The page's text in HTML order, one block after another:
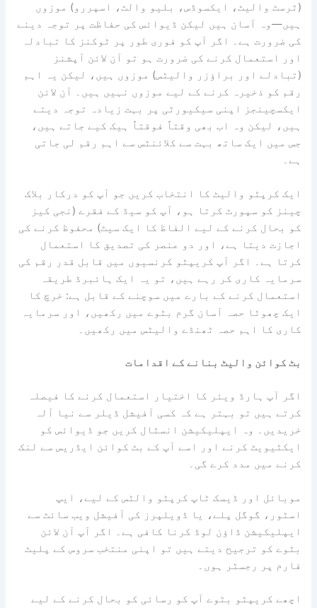
(ٹرسٹ والیٹ، ایکسوڈس، بلیو والٹ، اسپررو) موزوں
ہیں—وہ آسان ہیں لیکن ڈیوائس کی حفاظت پر توجہ دینے
کی ضرورت ہے۔ اگر آپ کو فوری طور پر ٹوکنز کا تبادلہ
اور استعمال کرنے کی ضرورت ہو تو آن لائن آپشنز
(تبادلے اور براؤزر والیٹس) موزوں ہیں، لیکن یہ اہم
رقم کو ذخیرہ کرنے کے لیے موزوں نہیں ہیں۔ آن لائن
ایکسچینجز اپنی سیکیورٹی پر بہت زیادہ توجہ دیتے
ہیں، لیکن وہ اب بھی وقتاً فوقتاً ہیک کیے جاتے ہیں،
جس میں ایک ساتھ بہت سے کلائنٹس سے اہم رقم لی جاتی
ہے۔
ایک کرپٹو والیٹ کا انتخاب کریں جو آپ کو درکار بلاک
چینز کو سپورٹ کرتا ہو، آپ کو سیڈ کے فقرے (نجی کیز
کو بحال کرنے کے لیے الفاظ کا ایک سیٹ) محفوظ کرنے کی
اجازت دیتا ہے، اور دو عنصر کی تصدیق کا استعمال
کرتا ہے۔ اگر آپ کریپٹو کرنسیوں میں قابل قدر رقم کی
سرمایہ کاری کر رہے ہیں، تو یہ ایک ہائبرڈ طریقہ
استعمال کرنے کے بارے میں سوچنے کے قابل ہے: خرچ کا
ایک چھوٹا حصہ آسان گرم بٹوے میں رکھیں، اور سرمایہ
کاری کا اہم حصہ ٹھنڈے والیٹس میں رکھیں۔
بٹ کوائن والیٹ بنانے کے اقدامات
اگر آپ ہارڈ ویئر کا اختیار استعمال کرنے کا فیصلہ
کرتے ہیں تو بہتر ہے کہ کسی آفیشل ڈیلر سے نیا آلہ
خریدیں۔ وہ ایپلیکیشن انسٹال کریں جو ڈیوائس کو
ایکٹیویٹ کرنے اور اسے آپ کے بٹ کوائن ایڈریس سے لنک
کرنے میں مدد کرے گی۔
موبائل اور ڈیسک ٹاپ کرپٹو والٹس کے لیے، ایپ
اسٹور، گوگل پلے، یا ڈویلپرز کی آفیشل ویب سائٹ سے
ایپلیکیشن ڈاؤن لوڈ کرنا کافی ہے۔ اگر آپ آن لائن
بٹوے کو ترجیح دیتے ہیں تو اپنی منتخب سروس کے پلیٹ
فارم پر رجسٹر ہوں۔
اچھے کریپٹو بٹوے آپ کو رسائی کو بحال کرنے کے لیے